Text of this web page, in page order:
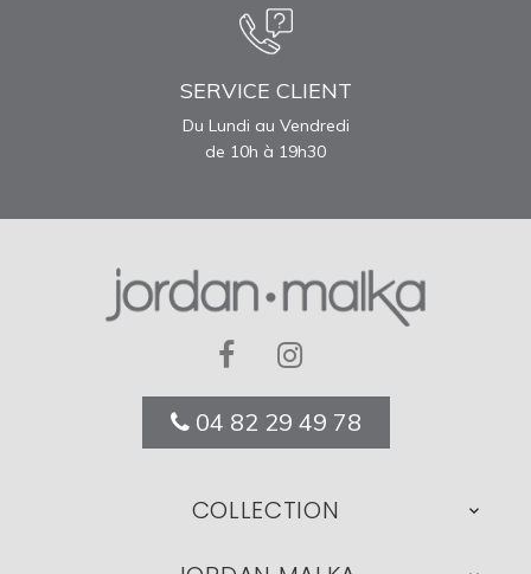
SERVICE CLIENT
Du Lundi au Vendredi
de 10h à 19h30
04 82 29 49 78
COLLECTION 